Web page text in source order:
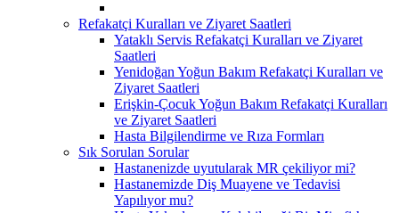
Refakatçi Kuralları ve Ziyaret Saatleri
Yataklı Servis Refakatçi Kuralları ve Ziyaret
Saatleri
Yenidoğan Yoğun Bakım Refakatçi Kuralları ve
Ziyaret Saatleri
Erişkin-Çocuk Yoğun Bakım Refakatçi Kuralları
ve Ziyaret Saatleri
Hasta Bilgilendirme ve Rıza Formları
Sık Sorulan Sorular
Hastanenizde uyutularak MR çekiliyor mi?
Hastanemizde Diş Muayene ve Tedavisi
Yapılıyor mu?